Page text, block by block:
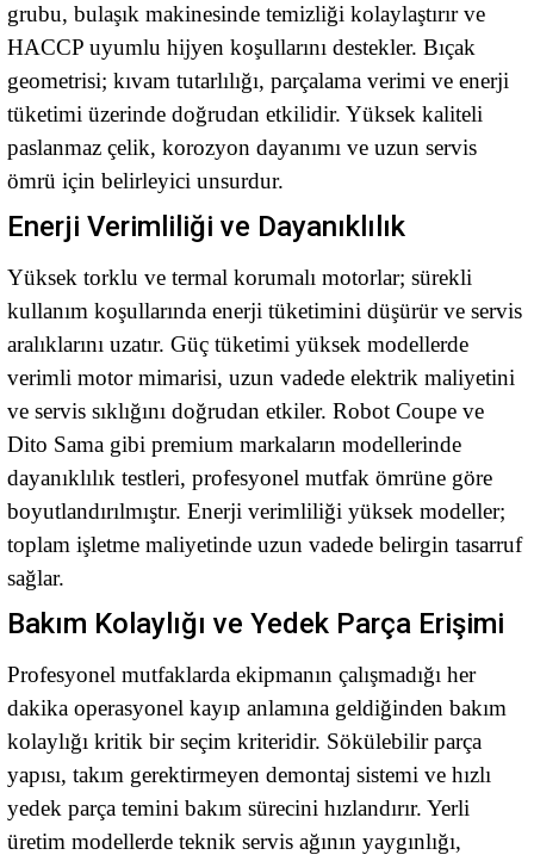
grubu, bulaşık makinesinde temizliği kolaylaştırır ve
HACCP uyumlu hijyen koşullarını destekler. Bıçak
geometrisi; kıvam tutarlılığı, parçalama verimi ve enerji
tüketimi üzerinde doğrudan etkilidir. Yüksek kaliteli
paslanmaz çelik, korozyon dayanımı ve uzun servis
ömrü için belirleyici unsurdur.
Enerji Verimliliği ve Dayanıklılık
Yüksek torklu ve termal korumalı motorlar; sürekli
kullanım koşullarında enerji tüketimini düşürür ve servis
aralıklarını uzatır. Güç tüketimi yüksek modellerde
verimli motor mimarisi, uzun vadede elektrik maliyetini
ve servis sıklığını doğrudan etkiler. Robot Coupe ve
Dito Sama gibi premium markaların modellerinde
dayanıklılık testleri, profesyonel mutfak ömrüne göre
boyutlandırılmıştır. Enerji verimliliği yüksek modeller;
toplam işletme maliyetinde uzun vadede belirgin tasarruf
sağlar.
Bakım Kolaylığı ve Yedek Parça Erişimi
Profesyonel mutfaklarda ekipmanın çalışmadığı her
dakika operasyonel kayıp anlamına geldiğinden bakım
kolaylığı kritik bir seçim kriteridir. Sökülebilir parça
yapısı, takım gerektirmeyen demontaj sistemi ve hızlı
yedek parça temini bakım sürecini hızlandırır. Yerli
üretim modellerde teknik servis ağının yaygınlığı,